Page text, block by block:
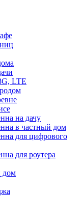
LTE
на дачу
в частный дом
для цифрового
для роутера
дом